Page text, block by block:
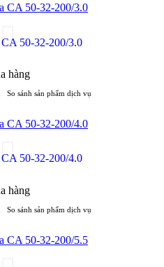
50-32-200/3.0
hàng
So sánh sản phẩm dịch vụ
50-32-200/4.0
hàng
So sánh sản phẩm dịch vụ